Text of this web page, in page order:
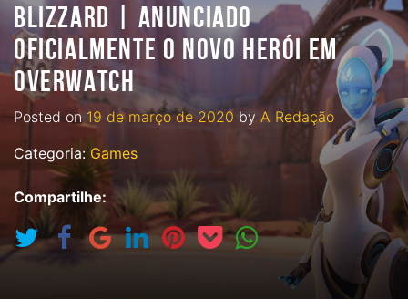
BLIZZARD | ANUNCIADO
OFICIALMENTE O NOVO HERÓI EM
OVERWATCH
Posted on 19 de março de 2020 by A Redação
Categoria: Games
Compartilhe: